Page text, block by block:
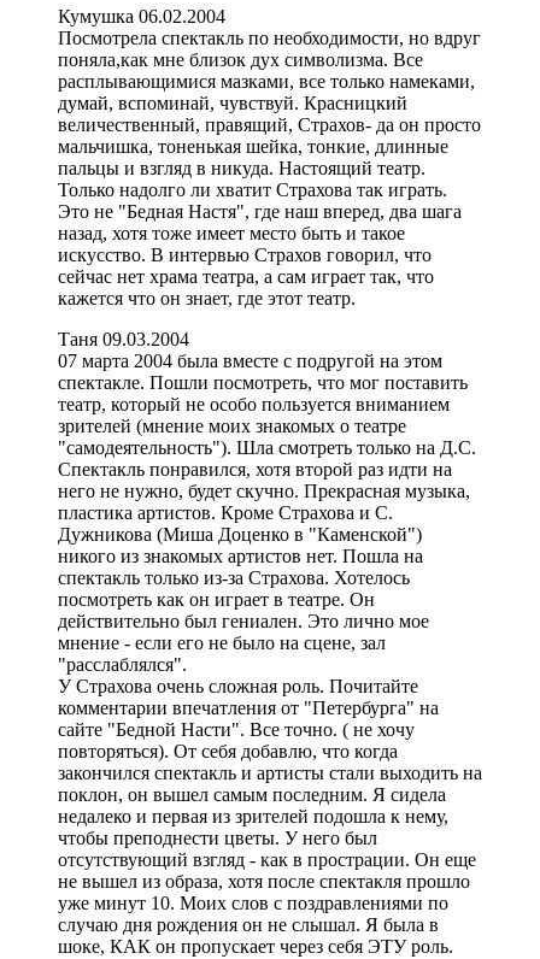
Кумушка 06.02.2004
Посмотрела спектакль по необходимости, но вдруг
поняла,как мне близок дух символизма. Все
расплывающимися мазками, все только намеками,
думай, вспоминай, чувствуй. Красницкий
величественный, правящий, Страхов- да он просто
мальчишка, тоненькая шейка, тонкие, длинные
пальцы и взгляд в никуда. Настоящий театр.
Только надолго ли хватит Страхова так играть.
Это не "Бедная Настя", где наш вперед, два шага
назад, хотя тоже имеет место быть и такое
искусство. В интервью Страхов говорил, что
сейчас нет храма театра, а сам играет так, что
кажется что он знает, где этот театр.
Таня 09.03.2004
07 марта 2004 была вместе с подругой на этом
спектакле. Пошли посмотреть, что мог поставить
театр, который не особо пользуется вниманием
зрителей (мнение моих знакомых о театре
"самодеятельность"). Шла смотреть только на Д.С.
Спектакль понравился, хотя второй раз идти на
него не нужно, будет скучно. Прекрасная музыка,
пластика артистов. Кроме Страхова и С.
Дужникова (Миша Доценко в "Каменской")
никого из знакомых артистов нет. Пошла на
спектакль только из-за Страхова. Хотелось
посмотреть как он играет в театре. Он
действительно был гениален. Это лично мое
мнение - если его не было на сцене, зал
"расслаблялся".
У Страхова очень сложная роль. Почитайте
комментарии впечатления от "Петербурга" на
сайте "Бедной Насти". Все точно. ( не хочу
повторяться). От себя добавлю, что когда
закончился спектакль и артисты стали выходить на
поклон, он вышел самым последним. Я сидела
недалеко и первая из зрителей подошла к нему,
чтобы преподнести цветы. У него был
отсутствующий взгляд - как в прострации. Он еще
не вышел из образа, хотя после спектакля прошло
уже минут 10. Моих слов с поздравлениями по
случаю дня рождения он не слышал. Я была в
шоке, КАК он пропускает через себя ЭТУ роль.